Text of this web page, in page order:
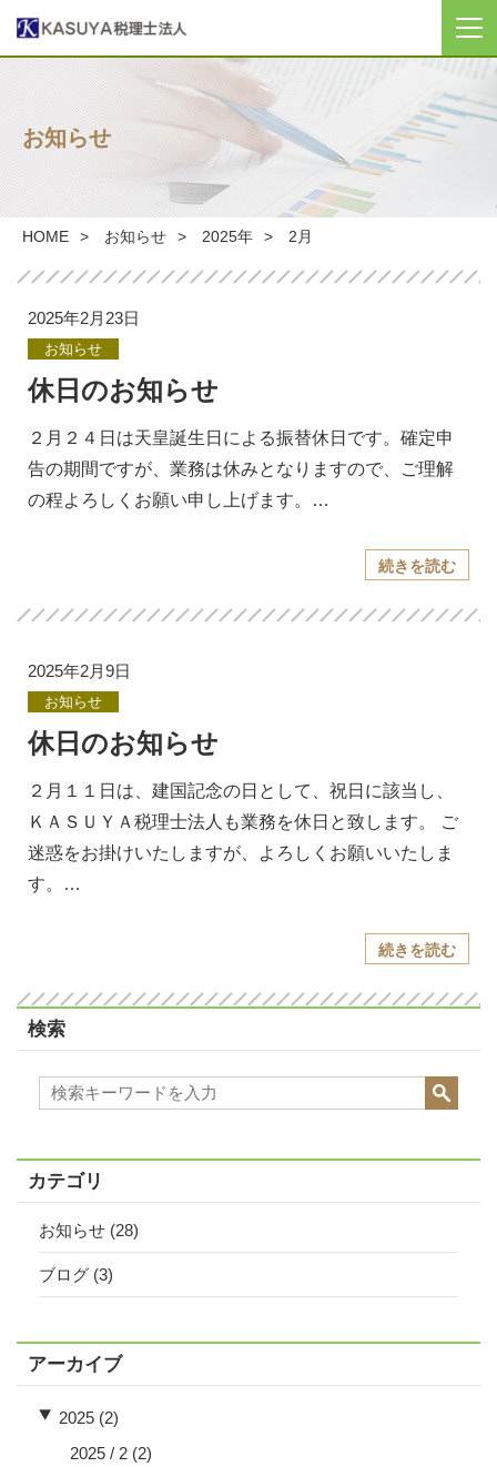
TOP
KASUYAについて
事務所のご紹介
サービスのご紹介
税計算
お問い合わせ
お知らせ
HOME お知らせ 2025年 2月
2025年2月23日
お知らせ
休日のお知らせ
２月２４日は天皇誕生日による振替休日です。確定申
告の期間ですが、業務は休みとなりますので、ご理解
の程よろしくお願い申し上げます。…
続きを読む
2025年2月9日
お知らせ
休日のお知らせ
２月１１日は、建国記念の日として、祝日に該当し、
ＫＡＳＵＹＡ税理士法人も業務を休日と致します。 ご
迷惑をお掛けいたしますが、よろしくお願いいたしま
す。…
続きを読む
検索
カテゴリ
お知らせ (28)
ブログ (3)
アーカイブ
2025 (2)
2025 / 2 (2)